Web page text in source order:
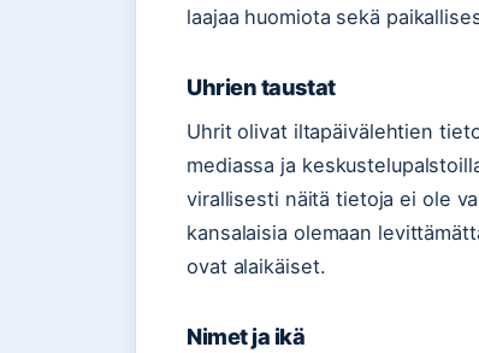
laajaa huomiota sekä
Uhrien taustat
Uhrit olivat iltapäivälehtien
mediassa ja
virallisesti näitä tietoja ei ole
kansalaisia olemaan
ovat alaikäiset.
Nimet ja ikä